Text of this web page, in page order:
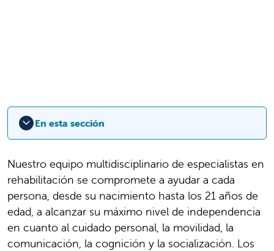
En esta sección
Nuestro equipo multidisciplinario de especialistas en
rehabilitación se compromete a ayudar a cada
persona, desde su nacimiento hasta los 21 años de
edad, a alcanzar su máximo nivel de independencia
en cuanto al cuidado personal, la movilidad, la
comunicación, la cognición y la socialización. Los